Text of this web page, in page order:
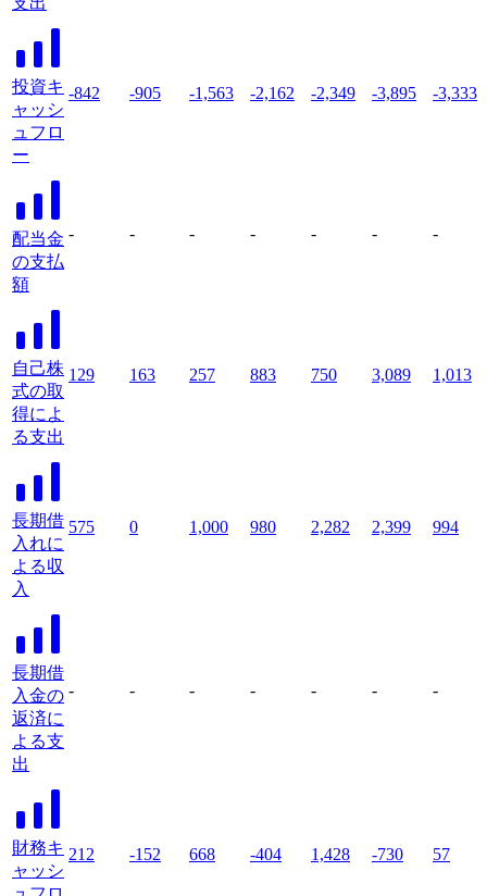
投資キ
ャッシ
ュフロ
ー
-842 -905 -1,563 -2,162 -2,349 -3,895 -3,333
配当金
の支払
額
- - - - - - -
自己株
式の取
得によ
る支出
129 163 257 883 750 3,089 1,013
長期借
入れに
よる収
入
575 0 1,000 980 2,282 2,399 994
長期借
入金の
返済に
よる支
出
- - - - - - -
財務キ
ャッシ
212 -152 668 -404 1,428 -730 57